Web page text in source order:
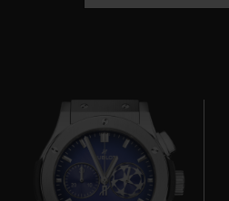
BIG BANG
ONE CLICK STEEL
DIAMONDS 33 MM